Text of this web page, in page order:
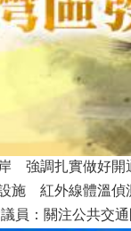
強調扎實做好開
施 紅外線體溫偵
員：關注公共交